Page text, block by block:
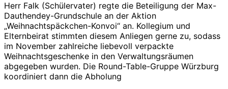
Herr Falk (Schülervater) regte die Beteiligung der Max-
Dauthendey-Grundschule an der Aktion
„Weihnachtspäckchen-Konvoi“ an. Kollegium und
Elternbeirat stimmten diesem Anliegen gerne zu, sodass
im November zahlreiche liebevoll verpackte
Weihnachtsgeschenke in den Verwaltungsräumen
abgegeben wurden. Die Round-Table-Gruppe Würzburg
koordiniert dann die Abholung